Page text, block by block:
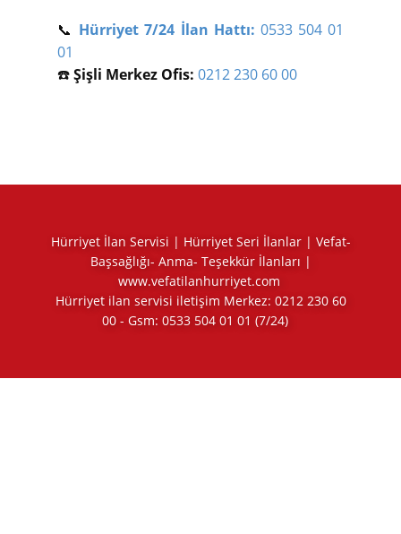
📞 Hürriyet 7/24 İlan Hattı: 0533 504 01
01
☎️Şişli Merkez Ofis: 0212 230 60 00
Hürriyet İlan Servisi | Hürriyet Seri İlanlar | Vefat-
Başsağlığı- Anma- Teşekkür İlanları |
www.vefatilanhurriyet.com
Hürriyet ilan servisi iletişim Merkez: 0212 230 60
00 - Gsm: 0533 504 01 01 (7/24)